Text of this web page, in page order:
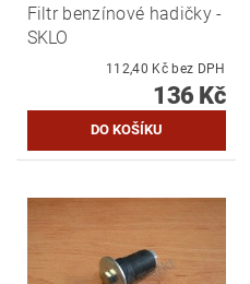
Filtr benzínové hadičky -
SKLO
112,40 Kč bez DPH
136 Kč